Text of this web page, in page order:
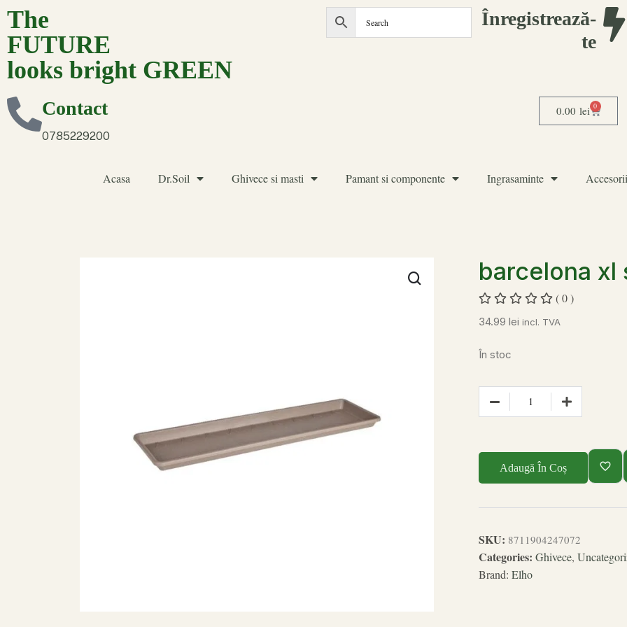
The
FUTURE
looks bright GREEN
Înregistrează-
te
Contact
0785229200
0.00 lei 0
Acasa Dr.Soil Ghivece si masti Pamant si componente Ingrasaminte
barcelona xl
( 0 )
34.99 lei incl. TVA
În stoc
Adaugă În Coș
SKU: 8711904247072
Categories: Ghivece,
Brand: Elho